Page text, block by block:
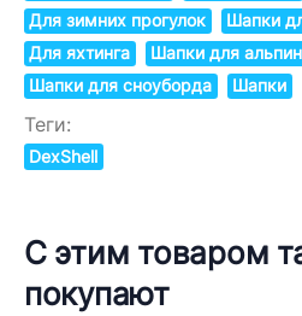
Для зимних прогулок
Шапки
Для яхтинга
Шапки для
Шапки для сноуборда
Шапки
Теги:
DexShell
С этим товаром
покупают